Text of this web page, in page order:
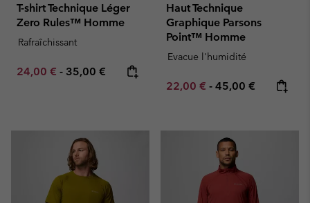
T-shirt Technique Léger
Zero Rules™ Homme
Rafraîchissant
Minimum sale price:
24,00 € - Maximum price:
35,00 €
Haut Technique
Graphique Parsons
Point™ Homme
Evacue l'humidité
Minimum sale price:
22,00 € - Maximum price:
45,00 €